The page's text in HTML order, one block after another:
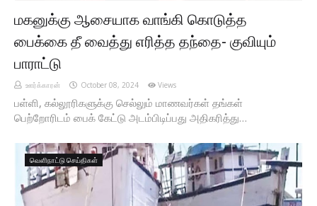
மகனுக்கு ஆசையாக வாங்கி கொடுத்த
பைக்கை தீ வைத்து எரித்த தந்தை- குவியும்
பாராட்டு
ஊர்க்காரன் October 08, 2024 Views
பள்ளி, கல்லூரிகளுக்கு செல்லும் மாணவர்கள் தங்கள்
பெற்றோரிடம் பைக் கேட்டு அடம்பிடிப்பது அதிகரித்து…
வெளிநாட்டு செய்திகள்